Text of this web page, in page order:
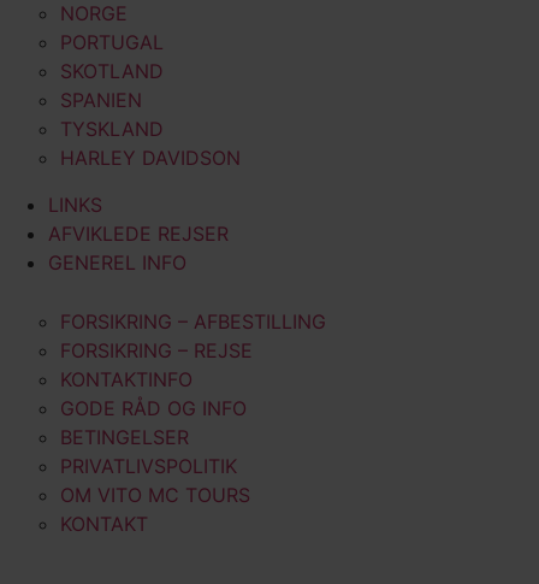
NORGE
PORTUGAL
SKOTLAND
SPANIEN
TYSKLAND
HARLEY DAVIDSON
LINKS
AFVIKLEDE REJSER
GENEREL INFO
FORSIKRING – AFBESTILLING
FORSIKRING – REJSE
KONTAKTINFO
GODE RÅD OG INFO
BETINGELSER
PRIVATLIVSPOLITIK
OM VITO MC TOURS
KONTAKT